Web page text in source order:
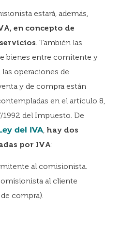
estará, además,
en concepto de
. También las
bienes entre comitente y
operaciones de
y de compra están
en el artículo 8,
1992 del Impuesto. De
del IVA, hay dos
por IVA:
al comisionista.
al cliente
compra).